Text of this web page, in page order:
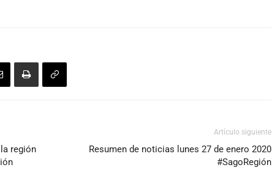
región
Artículo siguiente
Resumen de noticias lunes 27 de enero 2020
#SagoRegión